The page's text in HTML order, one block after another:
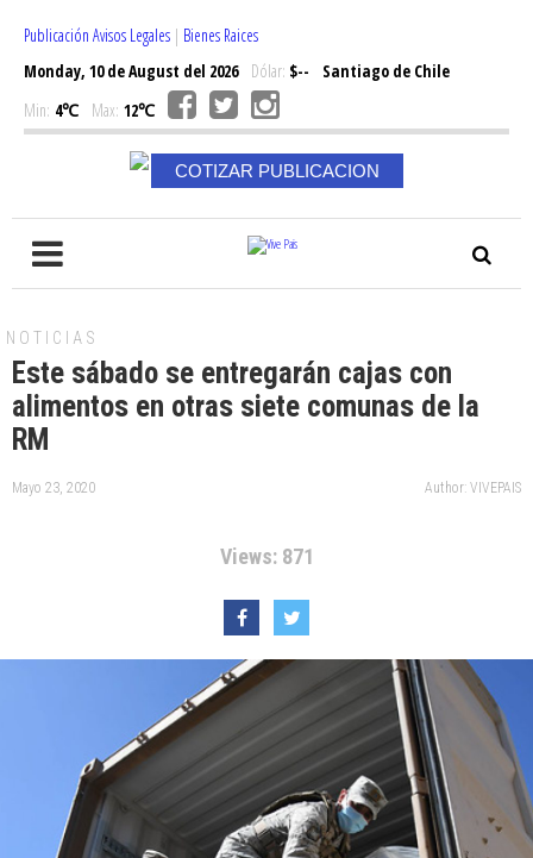
Publicación Avisos Legales | Bienes Raices
Monday, 10 de August del 2026Dólar: $--
Santiago de Chile
Min: 4℃ Max: 12℃
COTIZAR PUBLICACION
NOTICIAS
Este sábado se entregarán cajas con
alimentos en otras siete comunas de la
RM
Mayo 23, 2020 Author: VIVEPAIS
Views: 871